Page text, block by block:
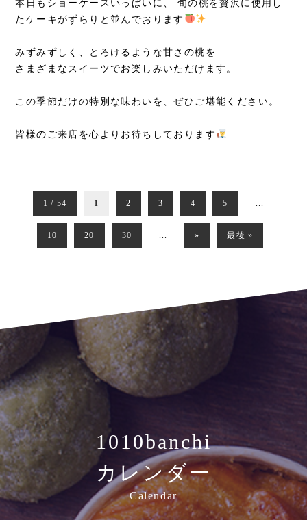
本日もショーケースいっぱいに、 旬の桃を贅沢に使用し
たケーキがずらりと並んでおります
みずみずしく、とろけるような甘さの桃を
さまざまなスイーツでお楽しみいただけます。
この季節だけの特別な味わいを、ぜひご堪能ください。
皆様のご来店を心よりお待ちしております
1 / 54 1 2 3 4 5
10 20 30 » 最後 »
1010banchi
カレンダー
Calendar